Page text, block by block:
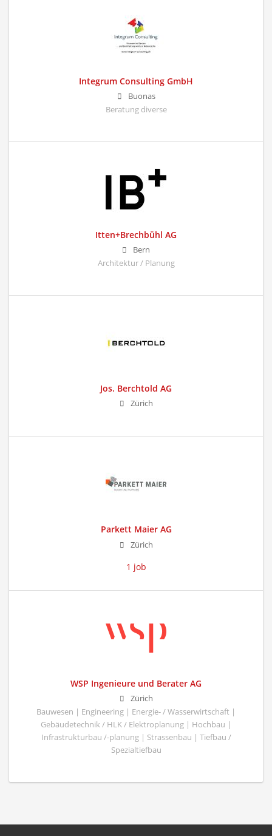
Integrum Consulting GmbH
Buonas
Beratung diverse
Itten+Brechbühl AG
Bern
Architektur / Planung
Jos. Berchtold AG
Zürich
Parkett Maier AG
Zürich
1 job
WSP Ingenieure und Berater AG
Zürich
Bauwesen | Engineering | Energie- / Wasserwirtschaft |
Gebäudetechnik / HLK / Elektroplanung | Hochbau |
Infrastrukturbau /-planung | Strassenbau | Tiefbau /
Spezialtiefbau